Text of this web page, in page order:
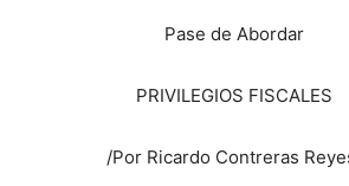
Pase de Abordar
PRIVILEGIOS FISCALES
/Por Ricardo Contreras